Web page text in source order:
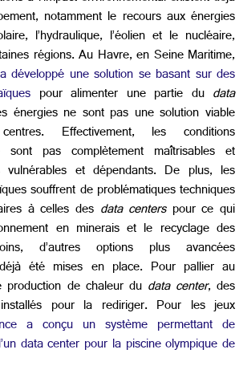
notamment le recours aux énergies
l’hydraulique, l’éolien et le nucléaire,
régions. Au Havre, en Seine Maritime,
développé une solution se basant sur des
pour alimenter une partie dudata
énergies ne sont pas une solution viable
Effectivement, les conditions
sont pas complètement maîtrisables et
et dépendants. De plus, les
souffrent de problématiques techniques
à celles des data centerspour ce qui
en minerais et le recyclage des
d’autres options plus avancées
été mises en place. Pour pallier au
de chaleur du data center, des
pour la rediriger. Pour les jeux
a conçu un système permettant de
data center pour la piscine olympique de